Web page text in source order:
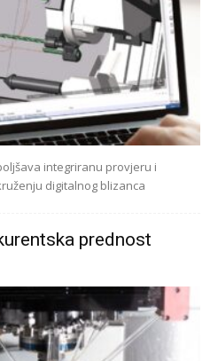
integriranu provjeru i
digitalnog blizanca
prednost